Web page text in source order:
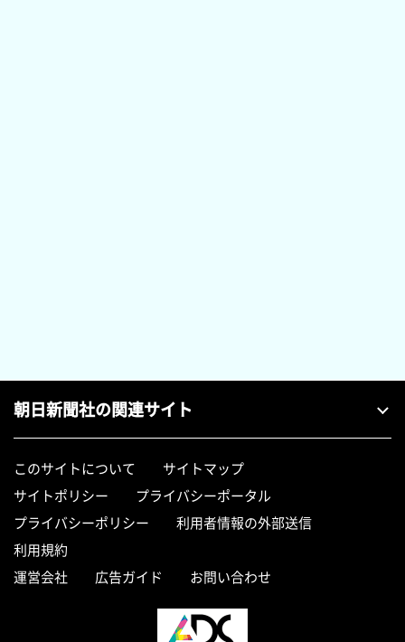
朝日新聞社の関連サイト
このサイトについて
サイトマップ
サイトポリシー
プライバシーポータル
プライバシーポリシー
利用者情報の外部送信
利用規約
運営会社
広告ガイド お問い合わせ